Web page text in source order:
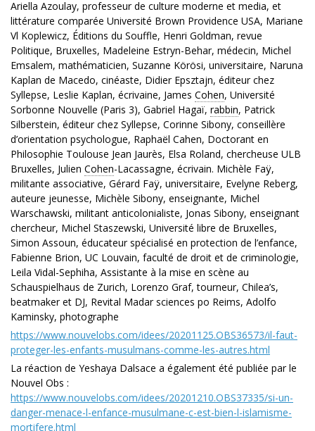
Ariella Azoulay, professeur de culture moderne et media, et
littérature comparée Université Brown Providence USA, Mariane
Vl Koplewicz, Éditions du Souffle, Henri Goldman, revue
Politique, Bruxelles, Madeleine Estryn-Behar, médecin, Michel
Emsalem, mathématicien, Suzanne Körösi, universitaire, Naruna
Kaplan de Macedo, cinéaste, Didier Epsztajn, éditeur chez
Syllepse, Leslie Kaplan, écrivaine, James Cohen, Université
Sorbonne Nouvelle (Paris 3), Gabriel Hagaï, rabbin, Patrick
Silberstein, éditeur chez Syllepse, Corinne Sibony, conseillère
d’orientation psychologue, Raphaël Cahen, Doctorant en
Philosophie Toulouse Jean Jaurès, Elsa Roland, chercheuse ULB
Bruxelles, Julien Cohen-Lacassagne, écrivain. Michèle Faÿ,
militante associative, Gérard Faÿ, universitaire, Evelyne Reberg,
auteure jeunesse, Michèle Sibony, enseignante, Michel
Warschawski, militant anticolonialiste, Jonas Sibony, enseignant
chercheur, Michel Staszewski, Université libre de Bruxelles,
Simon Assoun, éducateur spécialisé en protection de l’enfance,
Fabienne Brion, UC Louvain, faculté de droit et de criminologie,
Leila Vidal-Sephiha, Assistante à la mise en scène au
Schauspielhaus de Zurich, Lorenzo Graf, tourneur, Chilea’s,
beatmaker et DJ, Revital Madar sciences po Reims, Adolfo
Kaminsky, photographe
https://www.nouvelobs.com/idees/20201125.OBS36573/il-faut-
proteger-les-enfants-musulmans-comme-les-autres.html
La réaction de Yeshaya Dalsace a également été publiée par le
Nouvel Obs :
https://www.nouvelobs.com/idees/20201210.OBS37335/si-un-
danger-menace-l-enfance-musulmane-c-est-bien-l-islamisme-
mortifere.html